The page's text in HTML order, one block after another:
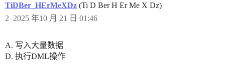
TiDBer_HErMeXDz (Ti D Ber H Er Me X Dz)
2025 年10 月 21 日 01:46
2
A. 写入大量数据
D. 执行DML操作